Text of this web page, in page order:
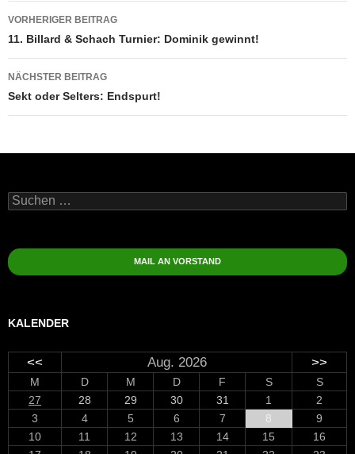
Beitragsnavigation
VORHERIGER BEITRAG
11. Billard & Schach Turnier: Dominik gewinnt!
NÄCHSTER BEITRAG
Sekt oder Selters: Endspurt!
Suchen
nach:
MAIL AN VORSTAND
KALENDER
<< Aug. 2026 >>
M D M D F S
S
27
28 29 30 31 1
2
3
4 5 6 7 8
9
10
11 12 13 14 15
16